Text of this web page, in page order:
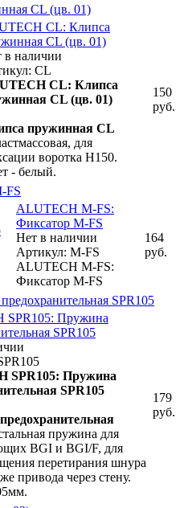
CL (цв. 01)
CL: Клипса
CL (цв. 01)
в наличии
CL
CL: Клипса
CL (цв. 01)
пружинная CL
для
воротка H150.
- белый.
150
руб.
FS
ALUTECH M-FS:
Фиксатор M-FS
Нет в наличии
Артикул: M-FS
ALUTECH M-FS:
Фиксатор M-FS
164
руб.
SPR105
SPR105: Пружина
SPR105
SPR105: Пружина
SPR105
пружина для
BGI и BGI/F, для
перетирания шнура
привода через стену.
179
руб.